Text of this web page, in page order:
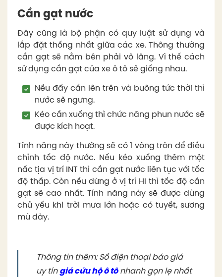
Cần gạt nước
Đây cũng là bộ phận có quy luật sử dụng và
lắp đặt thống nhất giữa các xe. Thông thường
cần gạt sẽ nằm bên phải vô lăng. Vì thế cách
sử dụng cần gạt của xe ô tô sẽ giống nhau.
Nếu đẩy cần lên trên và buông tức thời thì
nước sẽ ngưng.
Kéo cần xuống thì chức năng phun nước sẽ
được kích hoạt.
Tính năng này thường sẽ có 1 vòng tròn để điều
chỉnh tốc độ nước. Nếu kéo xuống thêm một
nấc tịa vị trí INT thì cần gạt nước liên tục với tốc
độ thấp. Còn nếu dừng ở vị trí HI thì tốc độ cần
gạt sẽ cao nhất. Tính năng này sẽ được dùng
chủ yếu khi trời mưa lớn hoặc có tuyết, sương
mù dày.
Thông tin thêm: Số điện thoại báo giá
uy tín giá cứu hộ ô tônhanh gọn lẹ nhất